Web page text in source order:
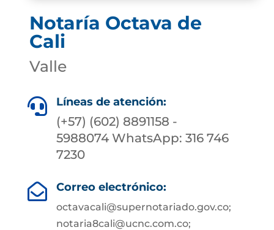
Notaría Octava de
Cali
Valle
 Líneas de atención:
(+57) (602) 8891158 -
5988074 WhatsApp: 316 746
7230
 Correo electrónico:
octavacali@supernotariado.gov.co;
notaria8cali@ucnc.com.co;